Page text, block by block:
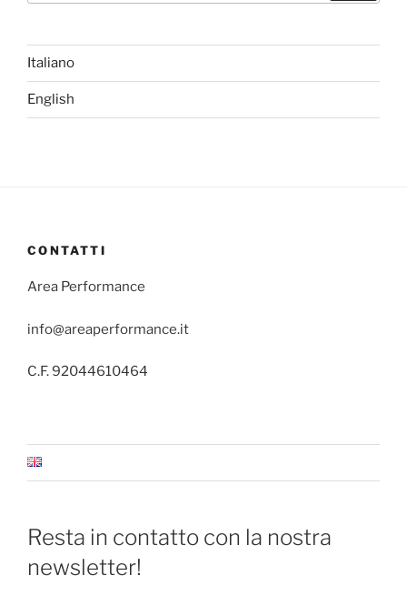
Italiano
English
CONTATTI
Area Performance
info@areaperformance.it
C.F. 92044610464
Resta in contatto con la nostra
newsletter!